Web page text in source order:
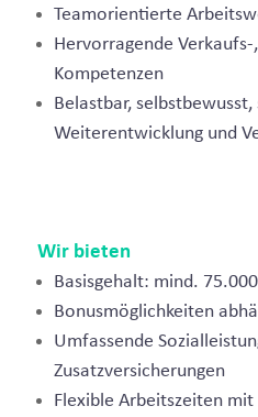
Teamorientierte
Hervorragende
Kompetenzen
Belastbar,
Weiterentwicklung und
Wir bieten
Basisgehalt: mind.
Bonusmöglichkeiten
Umfassende
Zusatzversicherungen
Flexible Arbeitszeiten